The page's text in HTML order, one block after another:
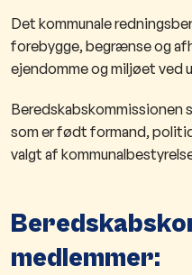
Det kommunale
forebygge, begrænse og
ejendomme og miljøet ved
Beredskabskommissionen
som er født formand,
valgt af
medlemmer: